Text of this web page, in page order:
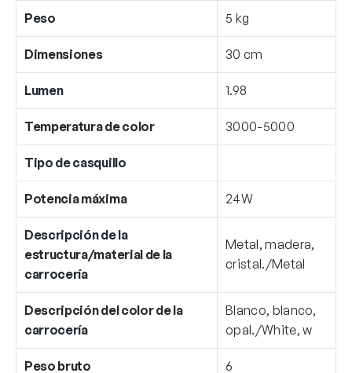
Peso 5 kg
Dimensiones 30 cm
Lumen 1.98
Temperatura de color 3000-5000
Tipo de casquillo
Potencia máxima 24W
Descripción de la
estructura/material de la
carrocería
Metal, madera,
cristal./Metal
Descripción del color de la
carrocería
Blanco, blanco,
opal./White, w
Peso bruto 6